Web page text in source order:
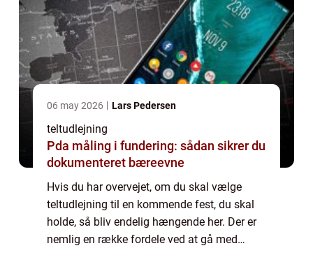
06 may 2026 Lars Pedersen
teltudlejning
Pda måling i fundering: sådan sikrer du
dokumenteret bæreevne
Hvis du har overvejet, om du skal vælge
teltudlejning til en kommende fest, du skal
holde, så bliv endelig hængende her. Der er
nemlig en række fordele ved at gå med